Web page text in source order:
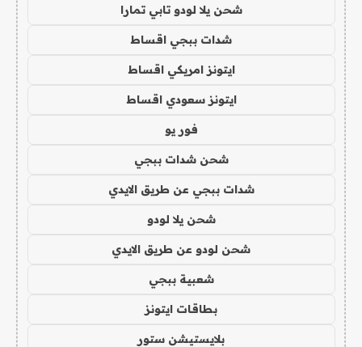
شحن يلا لودو تابي تمارا
شدات ببجي اقساط
ايتونز امريكي اقساط
ايتونز سعودي اقساط
فور يو
شحن شدات ببجي
شدات ببجي عن طريق الايدي
شحن يلا لودو
شحن لودو عن طريق الايدي
شعبية ببجي
بطاقات ايتونز
بلايستيشن ستور